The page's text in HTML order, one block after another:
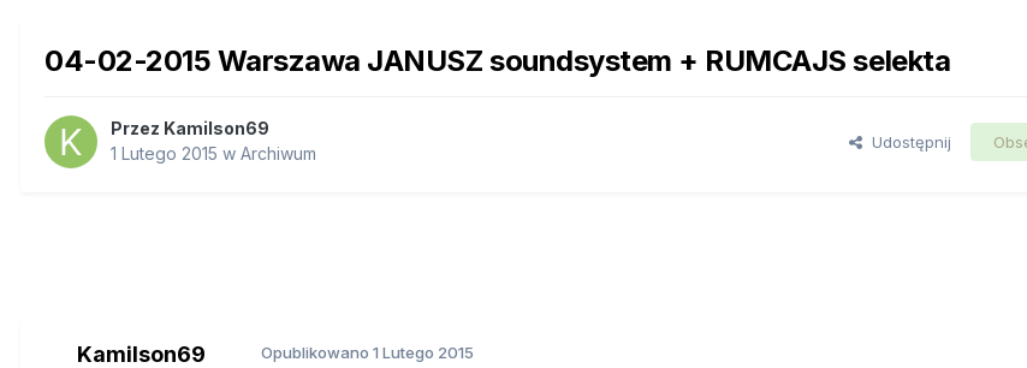
04-02-2015 Warszawa JANUSZ soundsystem + RUMCAJS selekta
Przez Kamilson69
1 Lutego 2015 w Archiwum
Udostępnij
Kamilson69 Opublikowano 1 Lutego 2015